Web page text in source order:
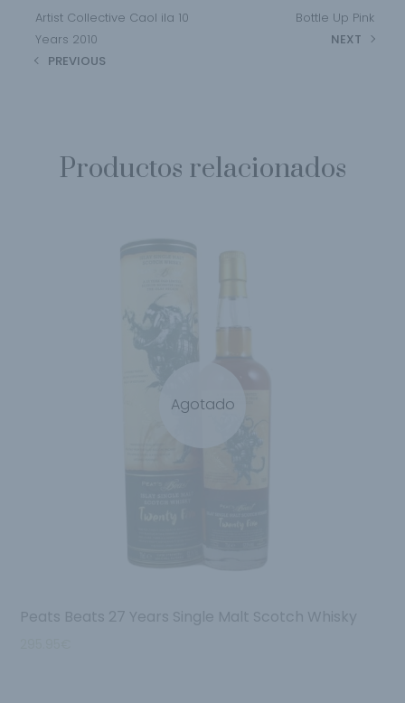
Artist Collective Caol ila 10
Years 2010
PREVIOUS
Bottle Up Pink
NEXT
Productos relacionados
Agotado
Peats Beats 27 Years Single Malt Scotch Whisky